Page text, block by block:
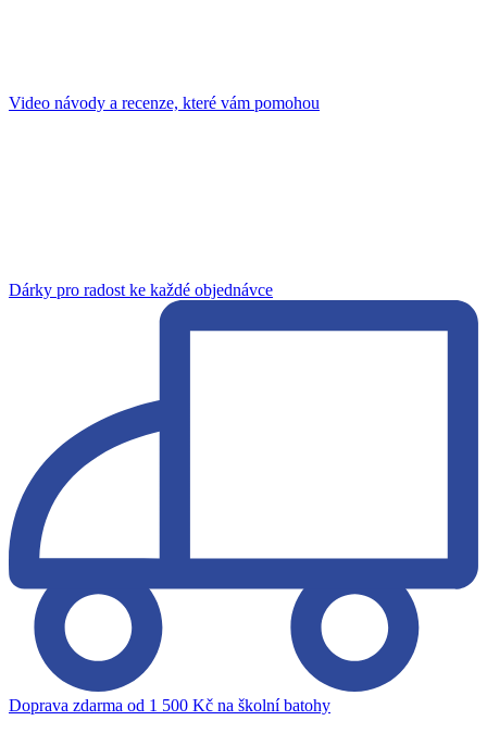
Video návody a recenze, které vám pomohou
Dárky pro radost ke každé objednávce
Doprava zdarma od 1 500 Kč na školní batohy